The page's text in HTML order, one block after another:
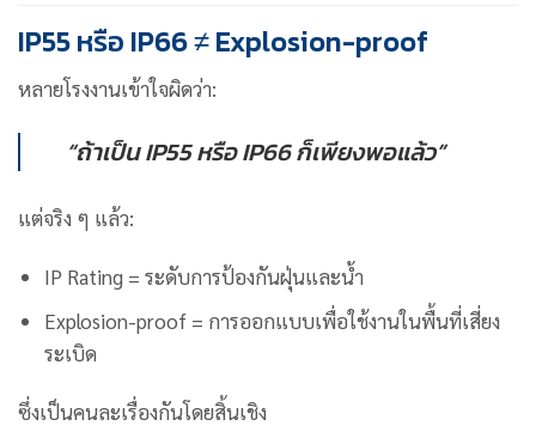
IP55 หรือ IP66 ≠ Explosion-proof
หลายโรงงานเข้าใจผิดว่า:
“ถ้าเป็น IP55 หรือ IP66 ก็เพียงพอแล้ว”
แต่จริง ๆ แล้ว:
IP Rating = ระดับการป้องกันฝุ่นและน้ำ
Explosion-proof = การออกแบบเพื่อใช้งานในพื้นที่เสี่ยง
ระเบิด
ซึ่งเป็นคนละเรื่องกันโดยสิ้นเชิง